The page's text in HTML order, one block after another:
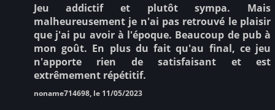
Jeu addictif et plutôt sympa. Mais
malheureusement je n'ai pas retrouvé le plaisir
que j'ai pu avoir à l'époque. Beaucoup de pub à
mon goût. En plus du fait qu'au final, ce jeu
n'apporte rien de satisfaisant et est
extrêmement répétitif.
noname714698, le 11/05/2023